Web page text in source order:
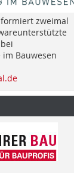
zweimal
Bauwesen